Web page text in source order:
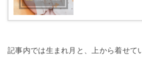
記事内では生まれ月と、上から着せて